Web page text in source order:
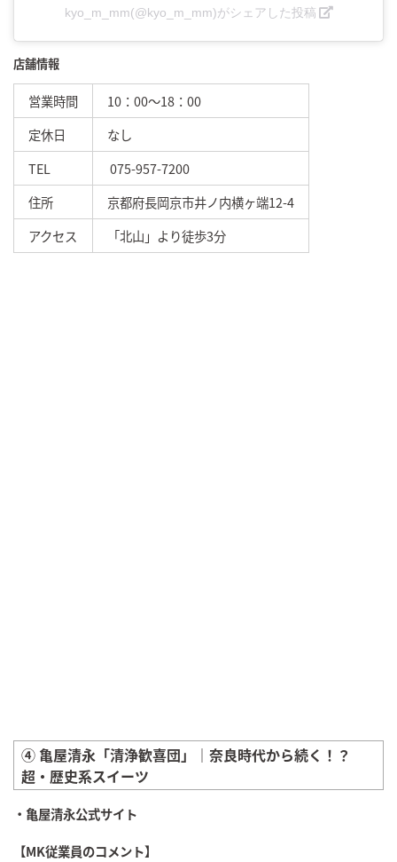
kyo_m_mm(@kyo_m_mm)がシェアした投稿
店舗情報
営業時間
10：00～18：00
定休日
なし
TEL
075-957-7200
住所
京都府長岡京市井ノ内横ヶ端12-4
アクセス
「北山」より徒歩3分
④ 亀屋清永「清浄歓喜団」｜奈良時代から続く！？
超・歴史系スイーツ
・亀屋清永公式サイト
【MK従業員のコメント】